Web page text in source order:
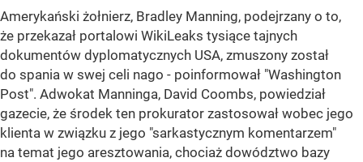
Amerykański żołnierz, Bradley Manning, podejrzany o to,
że przekazał portalowi WikiLeaks tysiące tajnych
dokumentów dyplomatycznych USA, zmuszony został
do spania w swej celi nago - poinformował "Washington
Post". Adwokat Manninga, David Coombs, powiedział
gazecie, że środek ten prokurator zastosował wobec jego
klienta w związku z jego "sarkastycznym komentarzem"
na temat jego aresztowania, chociaż dowództwo bazy